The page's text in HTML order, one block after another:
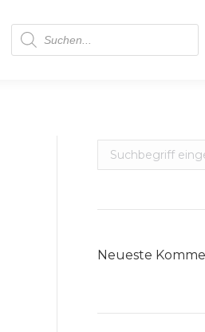
Products
search
Suche:
Neueste